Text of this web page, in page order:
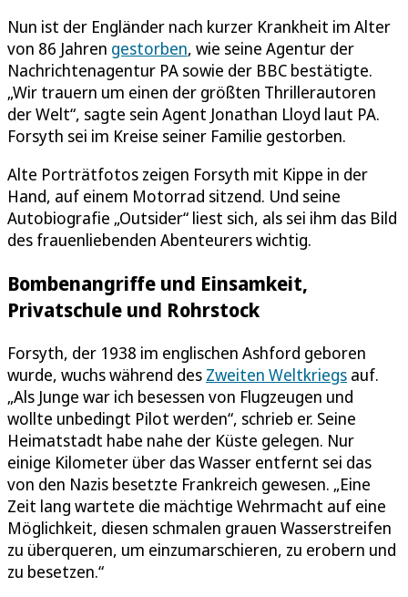
Nun ist der Engländer nach kurzer Krankheit im Alter
von 86 Jahren gestorben, wie seine Agentur der
Nachrichtenagentur PA sowie der BBC bestätigte.
„Wir trauern um einen der größten Thrillerautoren
der Welt“, sagte sein Agent Jonathan Lloyd laut PA.
Forsyth sei im Kreise seiner Familie gestorben.
Alte Porträtfotos zeigen Forsyth mit Kippe in der
Hand, auf einem Motorrad sitzend. Und seine
Autobiografie „Outsider“ liest sich, als sei ihm das Bild
des frauenliebenden Abenteurers wichtig.
Bombenangriffe und Einsamkeit,
Privatschule und Rohrstock
Forsyth, der 1938 im englischen Ashford geboren
wurde, wuchs während des Zweiten Weltkriegs auf.
„Als Junge war ich besessen von Flugzeugen und
wollte unbedingt Pilot werden“, schrieb er. Seine
Heimatstadt habe nahe der Küste gelegen. Nur
einige Kilometer über das Wasser entfernt sei das
von den Nazis besetzte Frankreich gewesen. „Eine
Zeit lang wartete die mächtige Wehrmacht auf eine
Möglichkeit, diesen schmalen grauen Wasserstreifen
zu überqueren, um einzumarschieren, zu erobern und
zu besetzen.“